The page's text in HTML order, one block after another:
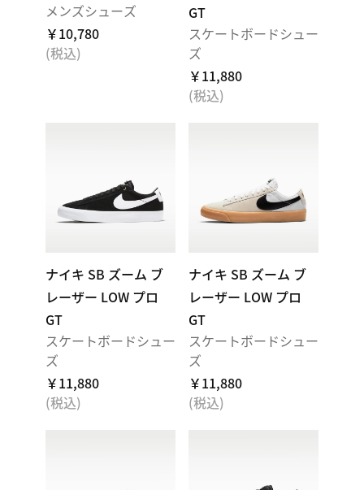
メンズシューズ
￥10,780
(税込)
GT
スケートボードシュー
ズ
￥11,880
(税込)
ナイキ SB ズーム ブ
レーザー LOW プロ
GT
スケートボードシュー
ズ
￥11,880
(税込)
ナイキ SB ズーム ブ
レーザー LOW プロ
GT
スケートボードシュー
ズ
￥11,880
(税込)